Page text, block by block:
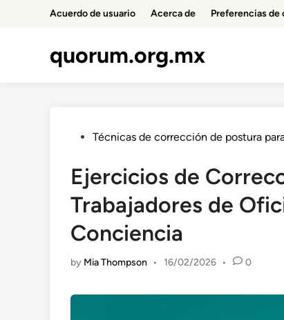
Acuerdo de usuario Acerca de Preferencias de
quorum.org.mx
PostedTécnicas de corrección de postura
Ejercicios de
Trabajadores de
Conciencia
by Mia Thompson • 16/02/2026 • 0